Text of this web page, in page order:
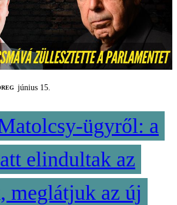
június 15.
ügyről: a
elindultak az
meglátjuk az új